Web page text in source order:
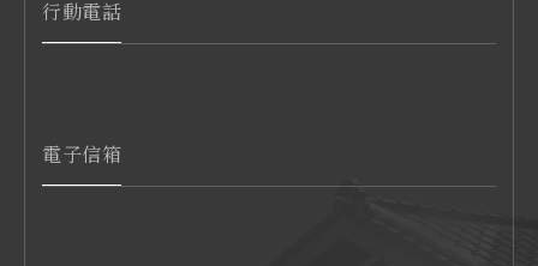
行動電話
電子信箱